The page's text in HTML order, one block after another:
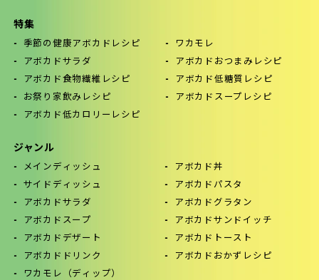
特集
季節の健康アボカドレシピ ワカモレ
アボカドサラダ アボカドおつまみレシピ
アボカド食物繊維レシピ アボカド低糖質レシピ
お祭り家飲みレシピ アボカドスープレシピ
アボカド低カロリーレシピ
ジャンル
メインディッシュ
サイドディッシュ
アボカドサラダ
アボカドスープ
アボカドデザート
アボカドドリンク
ワカモレ（ディップ）
アボカド丼
アボカドパスタ
アボカドグラタン
アボカドサンドイッチ
アボカドトースト
アボカドおかずレシピ